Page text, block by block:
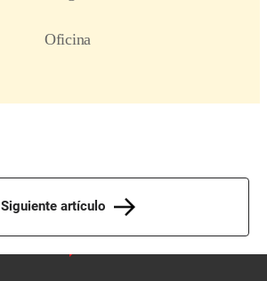
Siguiente artículo